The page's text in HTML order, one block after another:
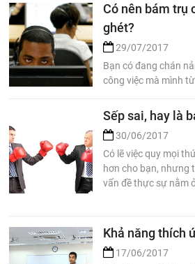
Có nên bám trụ
ghét?
29/07/2017
Bạn có đang chán
công việc mà mình
Sếp sai, hay là
30/06/2017
Có lẽ việc quy mọi
hơn cho bạn, nhưng
vấn đề thực sự nằm
Khả năng thích
17/06/2017